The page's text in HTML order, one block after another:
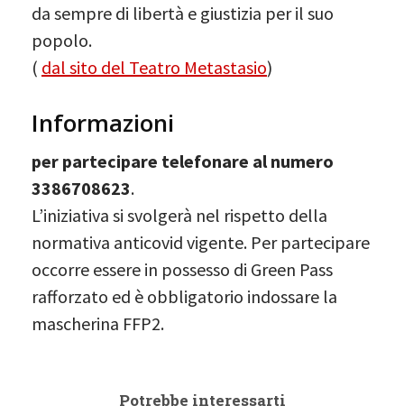
da sempre di libertà e giustizia per il suo
popolo.
( dal sito del Teatro Metastasio)
Informazioni
per partecipare telefonare al numero
3386708623.
L’iniziativa si svolgerà nel rispetto della
normativa anticovid vigente. Per partecipare
occorre essere in possesso di Green Pass
rafforzato ed è obbligatorio indossare la
mascherina FFP2.
Potrebbe interessarti